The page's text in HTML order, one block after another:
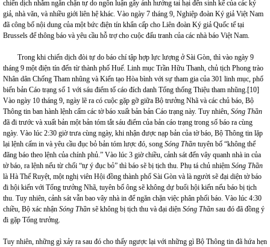
chiến dịch nhằm ngăn chặn tự do ngôn luận gây ảnh hưởng tai hại đến sinh kế của các ký
giả, nhà văn, và nhiều giới liên hệ khác. Vào ngày 7 tháng 9, Nghiệp đoàn Ký giả Việt Nam
đã công bố nội dung của một bức điện tín khẩn cấp cho Liên đoàn Ký giả Quốc tế tại
Brussels để thông báo và yêu cầu hỗ trợ cho cuộc đấu tranh của các nhà báo Việt Nam.
Trong khi chiến dịch đòi tự do báo chí tập hợp lực lượng ở Sài Gòn, thì vào ngày 9
tháng 9 một điện tín đến từ thành phố Huế. Linh mục Trần Hữu Thanh, chủ tịch Phong trào
Nhân dân Chống Tham nhũng và Kiến tạo Hòa bình với sự tham gia của 301 linh mục, phổ
biến bản Cáo trạng số 1 với sáu điểm tố cáo đích danh Tổng thống Thiệu tham nhũng.[10]
Vào ngày 10 tháng 9, ngày lẽ ra có cuộc gặp gỡ giữa Bộ trưởng Nhã và các chủ báo, Bộ
Thông tin ban hành lệnh cấm các tờ báo xuất bản bản Cáo trạng này. Tuy nhiên, Sóng Thần
đã đi trước và xuất bản một bản tóm tắt sáu điểm của bản cáo trạng trong số báo ra cùng
ngày. Vào lúc 2:30 giờ trưa cùng ngày, khi nhận được nạp bản của tờ báo, Bộ Thông tin lặp
lại lệnh cấm in và yêu cầu đục bỏ bản tóm lược đó, song Sóng Thần tuyên bố “không thể
đăng báo theo lệnh của chính phủ.” Vào lúc 3 giờ chiều, cảnh sát đến vây quanh nhà in của
tờ báo, ra lệnh nếu từ chối “tự ý đục bỏ” thì báo sẽ bị tịch thu. Phụ tá chủ nhiệm Sóng Thần
là Hà Thế Ruyệt, một nghị viên Hội đồng thành phố Sài Gòn và là người sẽ đại diện tờ báo
đi hội kiến với Tổng trưởng Nhã, tuyên bố ông sẽ không dự buổi hội kiến nếu báo bị tịch
thu. Tuy nhiên, cảnh sát vẫn bao vây nhà in để ngăn chặn việc phân phối báo. Vào lúc 4:30
chiều, Bộ xác nhận Sóng Thần sẽ không bị tịch thu và đại diện Sóng Thần sau đó đã đồng ý
đi gặp Tổng trưởng.
Tuy nhiên, những gì xảy ra sau đó cho thấy ngược lại với những gì Bộ Thông tin đã hứa hẹn